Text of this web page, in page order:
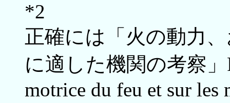
*2
正確には「火の動力
に適した機関の考察」
motrice du feu et sur les